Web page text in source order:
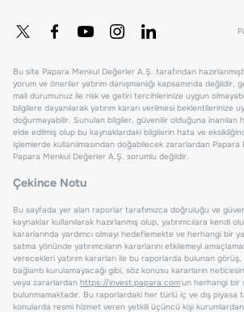
Bu site Papara Menkul Değerler A.Ş. tarafından
yorum ve öneriler yatırım danışmanlığı kapsamında
mali durumunuz ile risk ve getiri tercihlerinize uygun
bilgilere dayanılarak yatırım kararı verilmesi beklentilerinize
doğurmayabilir. Sunulan bilgiler, güvenilir olduğuna inanılan
elde edilmiş olup bu kaynaklardaki bilgilerin hata ve
işlemlerde kullanılmasından doğabilecek zararlardan
Papara Menkul Değerler A.Ş. sorumlu değildir.
Çekince Notu
Bu sayfada yer alan raporlar tarafımızca doğruluğu ve
kaynaklar kullanılarak hazırlanmış olup, yatırımcılara kendi
kararlarında yardımcı olmayı hedeflemekte ve herhangi bir
satma yönünde yatırımcıların kararlarını etkilemeyi
verecekleri yatırım kararları ile bu raporlarda bulunan
bağlantı kurulamayacağı gibi, söz konusu kararların
veya zararlardan https://invest.papara.com'un herhangi bir
bulunmamaktadır. Bu raporlardaki her türlü iç ve dış piyasa
konularda resmi hizmet veren yetkili üçüncü kişi